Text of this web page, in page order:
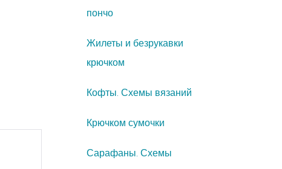
пончо
Жилеты и безрукавки
крючком
Кофты. Схемы вязаний
Крючком сумочки
Сарафаны. Схемы